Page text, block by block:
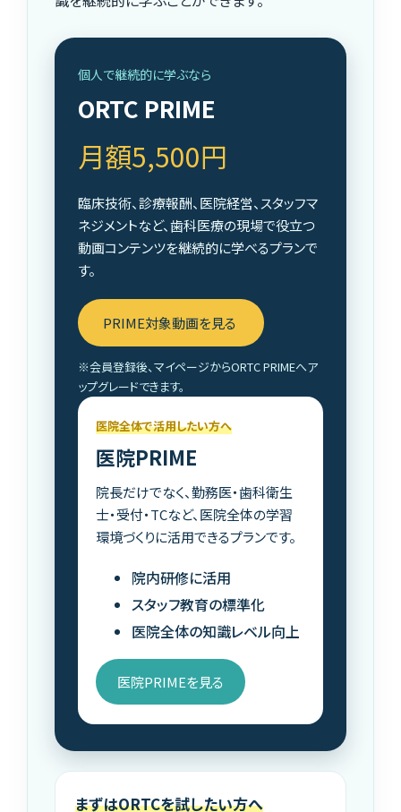
個人で継続的に学ぶなら
ORTC PRIME
月額5,500円
臨床技術、診療報酬、医院経営、スタッフマ
ネジメントなど、歯科医療の現場で役立つ
動画コンテンツを継続的に学べるプランで
す。
PRIME対象動画を見る
※会員登録後、マイページからORTC PRIMEへア
ップグレードできます。
医院全体で活用したい方へ
医院PRIME
院長だけでなく、勤務医・歯科衛生
士・受付・TCなど、医院全体の学習
環境づくりに活用できるプランです。
院内研修に活用
スタッフ教育の標準化
医院全体の知識レベル向上
医院PRIMEを見る
まずはORTCを試したい方へ